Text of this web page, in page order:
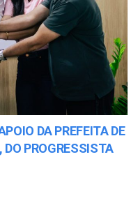
DA PREFEITA DE
PROGRESSISTA